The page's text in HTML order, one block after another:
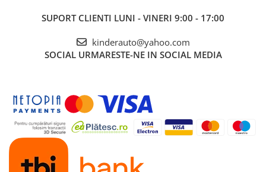
SUPORT CLIENTI LUNI - VINERI 9:00 - 17:00
kinderauto@yahoo.com
SOCIAL URMARESTE-NE IN SOCIAL MEDIA